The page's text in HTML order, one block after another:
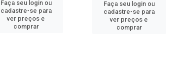
Faça seu login ou
cadastre-se para
ver preços e
comprar
Faça seu login ou
cadastre-se para
ver preços e
comprar